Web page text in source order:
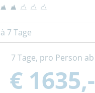
7 Tage
7 Tage, pro Person ab
€ 1635,-